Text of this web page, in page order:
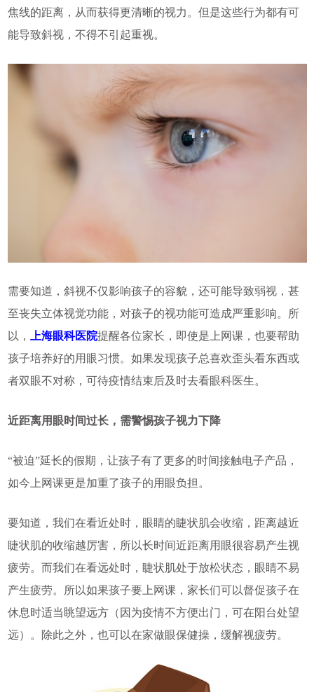
焦线的距离，从而获得更清晰的视力。但是这些行为都有可
能导致斜视，不得不引起重视。
需要知道，斜视不仅影响孩子的容貌，还可能导致弱视，甚
至丧失立体视觉功能，对孩子的视功能可造成严重影响。所
以，
上海眼科医院提醒各位家长，即使是上网课，也要帮助
孩子培养好的用眼习惯。如果发现孩子总喜欢歪头看东西或
者双眼不对称，可待疫情结束后及时去看眼科医生。
近距离用眼时间过长，需警惕孩子视力下降
“被迫”延长的假期，让孩子有了更多的时间接触电子产品，
如今上网课更是加重了孩子的用眼负担。
要知道，我们在看近处时，眼睛的睫状肌会收缩，距离越近
睫状肌的收缩越厉害，所以长时间近距离用眼很容易产生视
疲劳。而我们在看远处时，睫状肌处于放松状态，眼睛不易
产生疲劳。所以如果孩子要上网课，家长们可以督促孩子在
休息时适当眺望远方（因为疫情不方便出门，可在阳台处望
远）。除此之外，也可以在家做眼保健操，缓解视疲劳。